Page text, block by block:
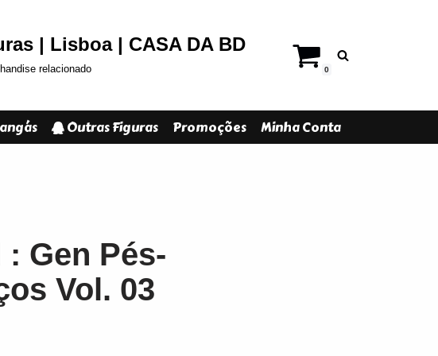
| Lisboa | CASA DA BD
relacionado 0
Outras Figuras Promoções Minha Conta
Gen Pés-
Vol. 03